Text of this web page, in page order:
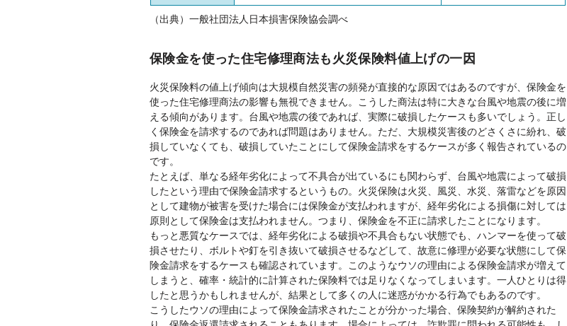
（出典）一般社団法人日本損害保険協会調べ
保険金を使った住宅修理商法も火災保険料値上げの一因
火災保険料の値上げ傾向は大規模自然災害の頻発が直接的な原因ではあるのですが、保険金を
使った住宅修理商法の影響も無視できません。こうした商法は特に大きな台風や地震の後に増
える傾向があります。台風や地震の後であれば、実際に破損したケースも多いでしょう。正し
く保険金を請求するのであれば問題はありません。ただ、大規模災害後のどさくさに紛れ、破
損していなくても、破損していたことにして保険金請求をするケースが多く報告されているの
です。
たとえば、単なる経年劣化によって不具合が出ているにも関わらず、台風や地震によって破損
したという理由で保険金請求するというもの。火災保険は火災、風災、水災、落雷などを原因
として建物が被害を受けた場合には保険金が支払われますが、経年劣化による損傷に対しては
原則として保険金は支払われません。つまり、保険金を不正に請求したことになります。
もっと悪質なケースでは、経年劣化による破損や不具合もない状態でも、ハンマーを使って破
損させたり、ボルトや釘を引き抜いて破損させるなどして、故意に修理が必要な状態にして保
険金請求をするケースも確認されています。このようなウソの理由による保険金請求が増えて
しまうと、確率・統計的に計算された保険料では足りなくなってしまいます。一人ひとりは得
したと思うかもしれませんが、結果として多くの人に迷惑がかかる行為でもあるのです。
こうしたウソの理由によって保険金請求されたことが分かった場合、保険契約が解約された